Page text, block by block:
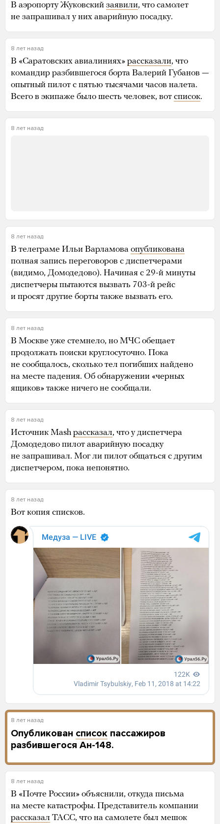
В аэропорту Жуковский заявили, что самолет
не запрашивал у них аварийную посадку.
8 лет назад
В «Саратовских авиалиниях» рассказали, что
командир разбившегося борта Валерий Губанов —
опытный пилот с пятью тысячами часов налета.
Всего в экипаже было шесть человек, вот список.
8 лет назад
8 лет назад
В телеграме Ильи Варламова опубликована
полная запись переговоров с диспетчерами
(видимо, Домодедово). Начиная с 29-й минуты
диспетчеры пытаются вызвать 703-й рейс
и просят другие борты также вызвать его.
8 лет назад
В Москве уже стемнело, но МЧС обещает
продолжать поиски круглосуточно. Пока
не сообщалось, сколько тел погибших найдено
на месте падения. Об обнаружении «черных
ящиков» также ничего не сообщали.
8 лет назад
Источник Mash рассказал, что у диспетчера
Домодедово пилот аварийную посадку
не запрашивал. Мог ли пилот общаться с другим
диспетчером, пока непонятно.
8 лет назад
Вот копия списков.
8 лет назад
Опубликован список пассажиров
разбившегося Ан-148.
8 лет назад
В «Почте России» объяснили, откуда письма
на месте катастрофы. Представитель компании
рассказал ТАСС, что на самолете был мешок